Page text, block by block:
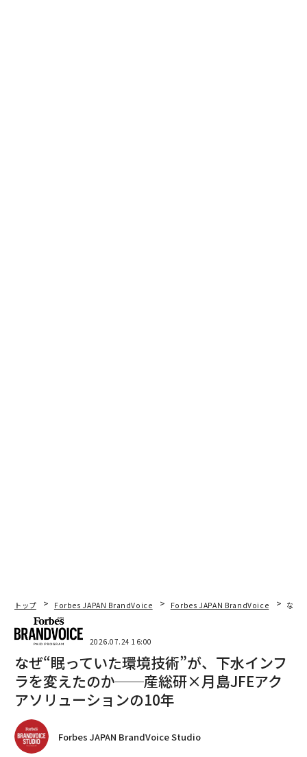
トップ Forbes JAPAN BrandVoice Forbes JAPAN BrandVoice なぜ
2026.07.24 16:00
なぜ“眠っていた環境技術”が、下水インフ
ラを変えたのか──産総研×月島JFEアク
アソリューションの10年
Forbes JAPAN BrandVoice Studio